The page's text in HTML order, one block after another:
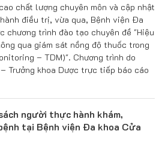
chất lượng chuyên môn và cập nhật
điều trị, vừa qua, Bệnh viện Đa
chương trình đào tạo chuyên đề "Hiệu
qua giám sát nồng độ thuốc trong
– TDM)". Chương trình do
Trưởng khoa Dược trực tiếp báo cáo
người thực hành khám,
tại Bệnh viện Đa khoa Cửa